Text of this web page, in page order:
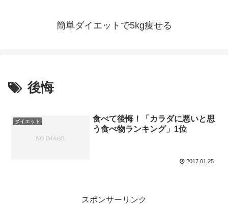
簡単ダイエットで5kg痩せる
後悔
ダイエット
食べて後悔！「カラダに悪いと思
う食べ物ランキング」1位
2017.01.25
スポンサーリンク